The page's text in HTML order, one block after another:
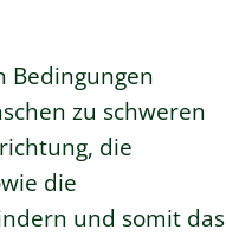
Bedingungen
zu schweren
die
die
und somit das